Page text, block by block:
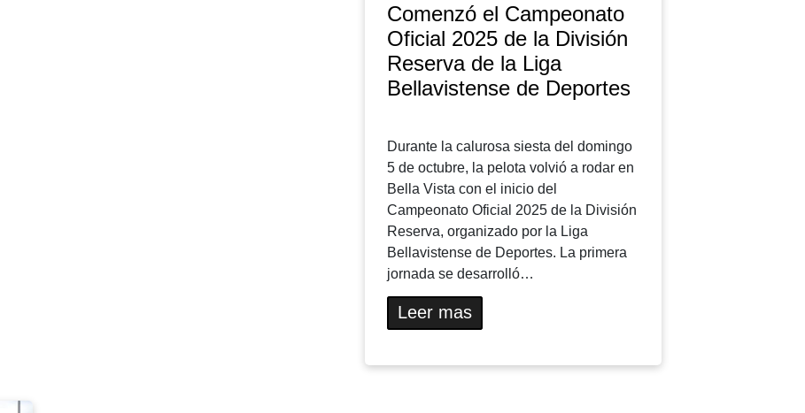
Comenzó el Campeonato
Oficial 2025 de la División
Reserva de la Liga
Bellavistense de Deportes
Durante la calurosa siesta del domingo
5 de octubre, la pelota volvió a rodar en
Bella Vista con el inicio del
Campeonato Oficial 2025 de la División
Reserva, organizado por la Liga
Bellavistense de Deportes. La primera
jornada se desarrolló…
Leer mas